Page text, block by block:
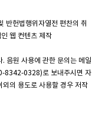
반헌법행위자열전 편찬의 취
웹 컨텐츠 제작
음원 사용에 관한 문의는 메일
0328)로 보내주시면 자
외의 용도로 사용할 경우 저작